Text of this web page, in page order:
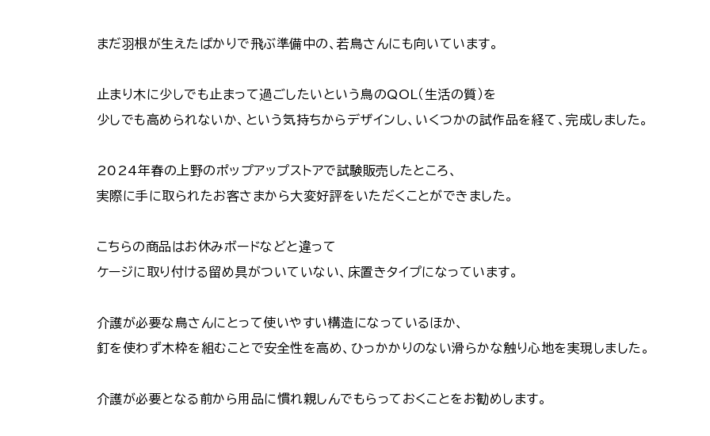
まだ羽根が生えたばかりで飛ぶ準備中の、若鳥さんにも向いています。
止まり木に少しでも止まって過ごしたいという鳥のQOL（生活の質）を
少しでも高められないか、という気持ちからデザインし、いくつかの試作品を経て、完成しました。
2024年春の上野のポップアップストアで試験販売したところ、
実際に手に取られたお客さまから大変好評をいただくことができました。
こちらの商品はお休みボードなどと違って
ケージに取り付ける留め具がついていない、床置きタイプになっています。
介護が必要な鳥さんにとって使いやすい構造になっているほか、
釘を使わず木枠を組むことで安全性を高め、ひっかかりのない滑らかな触り心地を実現しました。
介護が必要となる前から用品に慣れ親しんでもらっておくことをお勧めします。